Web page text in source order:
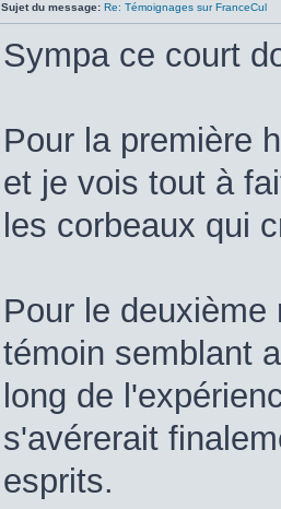
Sujet du message: Re: Témoignages sur FranceCul
Sympa ce court
Pour la première
et je vois tout à
les corbeaux qui
Pour le
témoin semblant
long de
s'avérerait
esprits.